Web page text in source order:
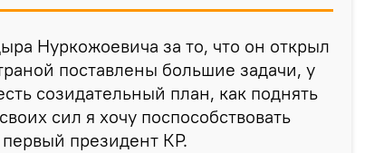
Нуркожоевича за то, что он открыл
поставлены большие задачи, у
созидательный план, как поднять
сил я хочу поспособствовать
президент КР.